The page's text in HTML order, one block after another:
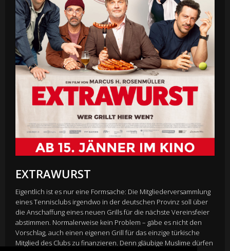
EXTRAWURST
Eigentlich ist es nur eine Formsache: Die Mitgliederversammlung
eines Tennisclubs irgendwo in der deutschen Provinz soll über
die Anschaffung eines neuen Grills für die nächste Vereinsfeier
abstimmen. Normalerweise kein Problem – gäbe es nicht den
Vorschlag, auch einen eigenen Grill für das einzige türkische
Mitglied des Clubs zu finanzieren. Denn gläubige Muslime dürfen